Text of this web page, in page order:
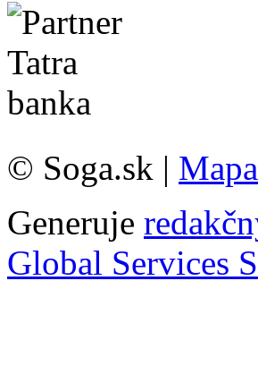
© Soga.sk |
Generuje
Global Services